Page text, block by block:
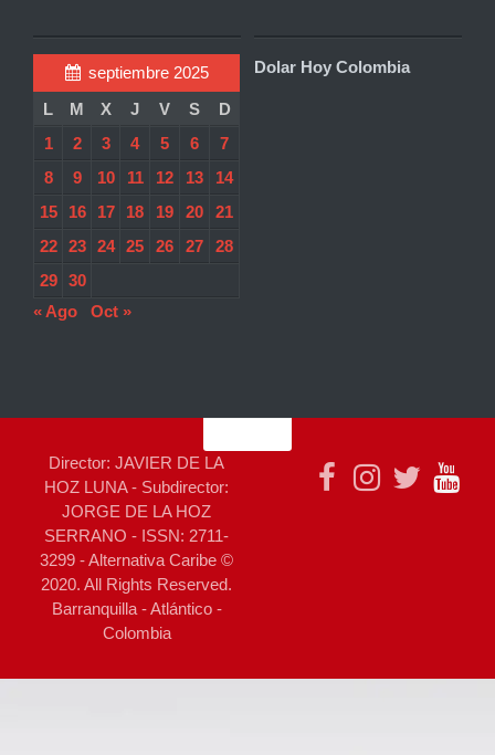
septiembre 2025
L
M X J V S
D
1
2 3 4 5 6
7
8
9 10 11 12 13
14
15
16 17 18 19 20
21
22
23 24 25 26 27
28
29
30
« Ago
Oct »
Dolar Hoy Colombia
Director: JAVIER DE LA
HOZ LUNA - Subdirector:
JORGE DE LA HOZ
SERRANO - ISSN: 2711-
3299 - Alternativa Caribe ©
2020. All Rights Reserved.
Barranquilla - Atlántico -
Colombia